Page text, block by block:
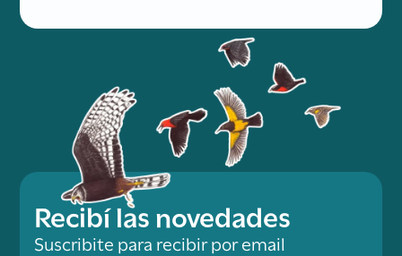
Recibí las novedades
Suscribite para recibir por email